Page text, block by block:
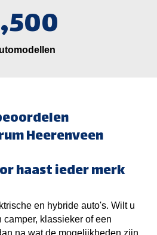
Heerenveen
haast ieder merk
en hybride auto's. Wilt u
klassieker of een